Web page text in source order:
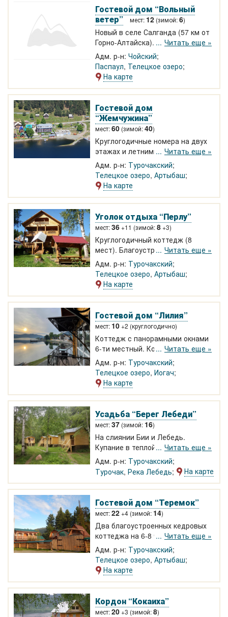
Гостевой дом “Вольный
ветер”
мест: 12 (зимой:6)
Новый в селе Салганда (57 км от
Горно-Алтайска). 2-3-4 местные
благоустроенные домики. Тихая,
живописная локация в самом
сердце Алтайской тайги среди
хвойного леса. Уединенное
расположение. Рядом река
Салганда, гора Чептоган
Читать еще »
Адм. р-н: Чойский
Паспаул, Телецкое озеро
На карте
Гостевой дом
“Жемчужина”
мест:60 (зимой:40)
Круглогодичные номера на двух
этажах и летними в мансардном
этаже. Санузлы с душем на
этаже. СВОИ КАТЕРА для
экскурсий по озеру, к водопаду
Корбу.
Читать еще »
Адм. р-н: Турочакский
Телецкое озеро, Артыбаш
На карте
Уголок отдыха “Перлу”
мест:36+11 (зимой:8+3)
Круглогодичный коттедж (8
мест). Благоустроенный номер 4-
х местный. Номера с туалетом
без душа. Спокойный отдых среди
берез, на пути к обзорной
площадке на горе Тилан-Туу.
Экскурсии на катерепо
Телецкому озеру.
Читать еще »
Адм. р-н: Турочакский
Телецкое озеро, Артыбаш
На карте
Гостевой дом “Лилия”
мест: 10+2 (круглогодично)
Коттедж с панорамными окнами
6-ти местный. Коттедж 4-х
местный. Wi-Fi. Отдых на самом
берегу Телецкого озера.
Прогулки, экскурсии по озеру.
Размещение круглогодичное.
Свой катер
Читать еще »
Адм. р-н: Турочакский
Телецкое озеро, Иогач
На карте
Усадьба “Берег Лебеди”
мест:37 (зимой: 16)
На слиянии Бии и Лебедь.
Купание в теплой реке Лебедь,
рыбалка. Двухэтажный
брусчатый дом на 8 мест, 2-4
местные кедровые домики, место
под палаточный городок. Цена
800 руб. с человека. Кухня, баня,
охраняемая автостоянка,
беседки, мангалы.
Читать еще »
Адм. р-н: Турочакский
Турочак, Река Лебедь На карте
Гостевой дом “Теремок”
мест:22+4 (зимой: 14)
Два благоустроенных кедровых
коттеджа на 6-8 человек.
Комнаты на 2 человека.
Отдельный 2-х местный домики
"Избушка на курьих ножках".
Тихая уютная база у подножья
горы, всего в 10 минут до
Телецкого озера. Собственный
катер на 8 человек
Читать еще »
Адм. р-н: Турочакский
Телецкое озеро, Артыбаш
На карте
Кордон “Кокаиха”
мест:20+3 (зимой:8)